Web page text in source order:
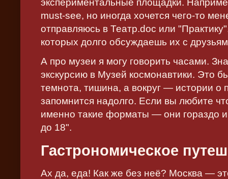
экспериментальные площадки.
must-see, но иногда хочется чего-то
отправляюсь в Театр.doc или
которых долго обсуждаешь их с
А про музеи я могу говорить часами.
экскурсию в Музей космонавтики. Это
темнота, тишина, а вокруг — истории о
запомнится надолго. Если вы любите
именно такие форматы — они гораздо
до 18".
Гастрономическое
Ах да, еда! Как же без неё? Москва —